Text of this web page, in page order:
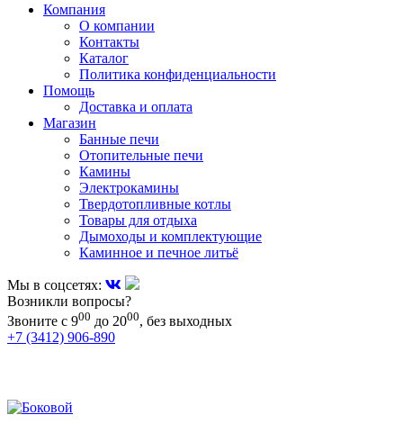
Компания
О компании
Контакты
Каталог
Политика конфиденциальности
Помощь
Доставка и оплата
Магазин
Банные печи
Отопительные печи
Камины
Электрокамины
Твердотопливные котлы
Товары для отдыха
Дымоходы и комплектующие
Каминное и печное литьё
Мы в соцсетях:
Возникли вопросы?
Звоните с 900 до 2000, без выходных
+7 (3412) 906-890